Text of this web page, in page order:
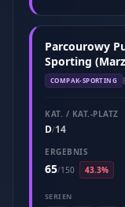
Parcourowy
Sporting
COMPAK-SPORTING
KAT. / KAT.-PLATZ
D/14
ERGEBNIS
65/150 43.3%
SERIEN